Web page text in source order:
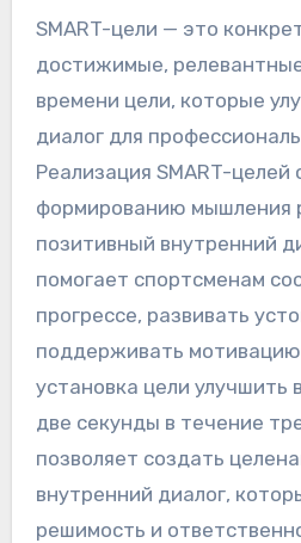
SMART-цели — это
достижимые,
времени цели, которые
диалог для
Реализация SMART-целей
формированию мышления
позитивный внутренний
помогает спортсменам
прогрессе, развивать
поддерживать
установка цели улучшить
две секунды в течение
позволяет создать
внутренний диалог,
решимость и